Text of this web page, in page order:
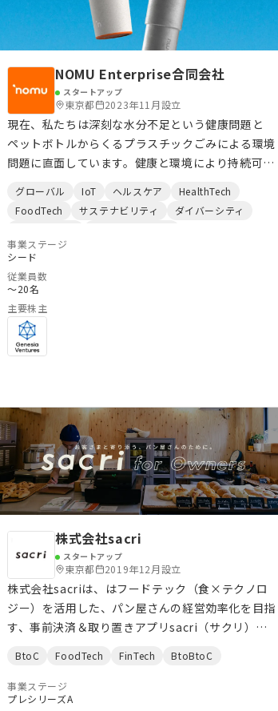
（BUN）などの健康指標を改善する効果が確認さ
れています。 さらに、当社は国内の4つの大学、シ
ンガポール、ドイツの研究機関と共同で、我々の
オーガニックシルク由来のシルクタンパク質水溶液
の研究やコミュニケーションを進めています。この
独自開発のシルク水溶液は、生体親和性が高く、ゲ
ル、膜、固形物など多様な形態に加工できるのも特
徴です。また、腎臓病のケアに役立つ可能性が示さ
れており、今後は13.3万人と推定される日本国内の
提供を目指しています。 私たちは、シルクタンパ
ク質の可能性を広げ、今後10年で、腸内環境ケア市
場に続く次世代の「腎臓ケア市場」を1兆円規模に
まで成長させることを構想しています。このため
に、飲料や食品の大手企業との連携を進め、新たな
健康市場を創出していきます。加えて、化粧品分野
でも抗酸化作用やUVカット、保湿効果を持つシル
クを活かした製品展開や、青果の鮮度を保つコー
ティング技術、環境負荷物質を吸着する水溶液な
NOMU Enterprise合同会社
スタートアップ
東京都 2023年11月設立
現在、私たちは深刻な水分不足という健康問題と
ペットボトルからくるプラスチックごみによる環境
問題に直面しています。健康と環境により持続可能
起こします。 NOMUは飲料会社であり、同時にテク
ノロジー会社でもあります。飲料技術、ロボット工
学、データと機械学習を組み合わせ、持続可能で環
境に優しい方法で、健康的で個性的な飲料の新しい
プラットフォームを構築しています。 事業内容の
詳細については弊社HPをご確認ください。 私たち
は世界中から集まった起業家、食品技術者、シェ
フ、エンジニア、デザイナー、クリエイター、そし
てマーケターからなる国際的なチームで、皆同じ目
ギーからのベンチャーキャピタルおよびエンジェル
投資家から支援を受けています。 Despite water's
abundance, we face severe hydration
challenges and environmental issues from
plastic bottles. It's time to innovate hydration
methods for better health and sustainability.
We are building a new beverage platform for
healthy and individualised beverages and
drinks in a more sustainable and eco-friendly
way. Our product combines beverage
technology, robotics and the power of data
and machine learning. We are as much a
check our website for further details. We are
NOMU, a startup based in Tokyo and
Singapore made of a truly global team spread
グローバル IoT ヘルスケア
HealthTech
FoodTech
サステナビリティ
ダイバーシティ
事業ステージ
シード
従業員数
〜20名
主要株主
株式会社sacri
スタートアップ
東京都 2019年12月設立
株式会社sacriは、はフードテック（食×テクノロ
ジー）を活用した、パン屋さんの経営効率化を目指
す、事前決済＆取り置きアプリsacri（サクリ）を
2023年3月からは原価管理と栄養成分表示算出サー
ビスのダセルーノもリリース。
BtoC FoodTech FinTech BtoBtoC
事業ステージ
プレシリーズA